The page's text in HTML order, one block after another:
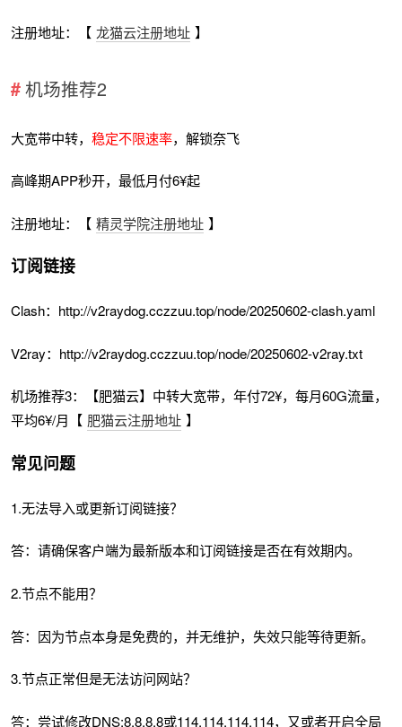
注册地址：【 龙猫云注册地址 】
机场推荐2
大宽带中转，稳定不限速率，解锁奈飞
高峰期APP秒开，最低月付6¥起
注册地址：【 精灵学院注册地址 】
订阅链接
Clash：http://v2raydog.cczzuu.top/node/20250602-clash.yaml
V2ray：http://v2raydog.cczzuu.top/node/20250602-v2ray.txt
机场推荐3：【肥猫云】中转大宽带，年付72¥，每月60G流量，
平均6¥/月【 肥猫云注册地址 】
常见问题
1.无法导入或更新订阅链接？
答：请确保客户端为最新版本和订阅链接是否在有效期内。
2.节点不能用？
答：因为节点本身是免费的，并无维护，失效只能等待更新。
3.节点正常但是无法访问网站？
答：尝试修改DNS:8.8.8.8或114.114.114.114，又或者开启全局